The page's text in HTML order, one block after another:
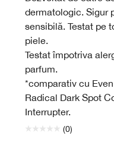
dermatologic. Sigur
sensibilă. Testat pe
piele.
Testat împotriva
parfum.
*comparativ cu
Radical Dark Spot
Interrupter.
(0)